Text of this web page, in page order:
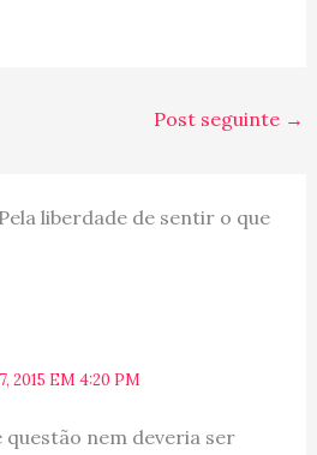
Post seguinte →
liberdade de sentir o que
2015 EM 4:20 PM
questão nem deveria ser